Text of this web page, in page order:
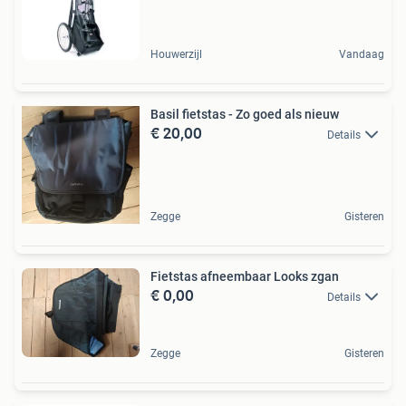
Houwerzijl Vandaag
Basil fietstas - Zo goed als nieuw
€ 20,00 Details
Zegge Gisteren
Fietstas afneembaar Looks zgan
€ 0,00 Details
Zegge Gisteren